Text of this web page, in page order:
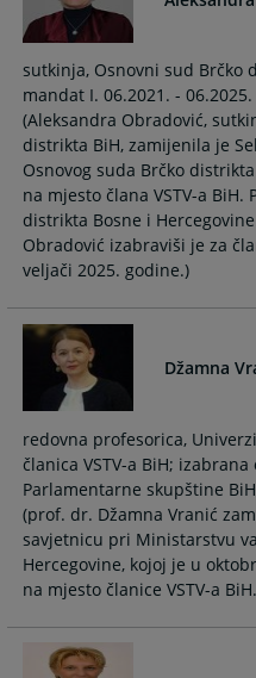
sutkinja, Osnovni sud Brčko
mandat I. 06.2021. -
(Aleksandra Obradović,
distrikta BiH, zamijenila je
Osnovog suda Brčko
na mjesto člana VSTV-a
distrikta Bosne i
Obradović izabraviši je za
veljači 2025. godine.)
Džamna
redovna profesorica,
članica VSTV-a BiH;
Parlamentarne skupštine
(prof. dr. Džamna Vranić
savjetnicu pri Ministarstvu
Hercegovine, kojoj je u
na mjesto članice VSTV-a